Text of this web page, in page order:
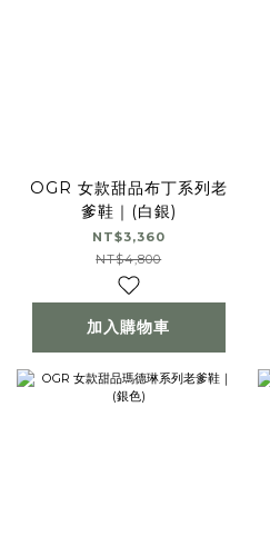
OGR 女款甜品布丁系列老
爹鞋｜(白銀)
NT$3,360
NT$4,800
加入購物車